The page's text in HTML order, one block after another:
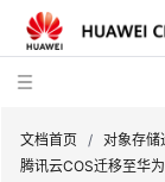
文档首页 / 对象存储
腾讯云COS迁移至华